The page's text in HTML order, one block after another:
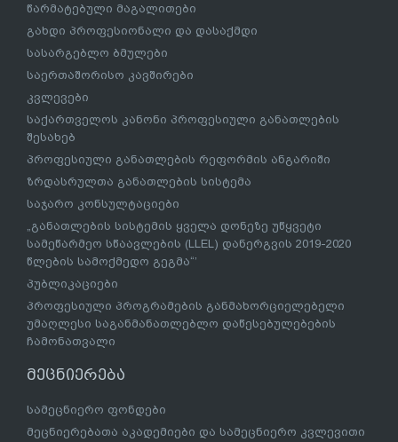
წარმატებული მაგალითები
გახდი პროფესიონალი და დასაქმდი
სასარგებლო ბმულები
საერთაშორისო კავშირები
კვლევები
საქართველოს კანონი პროფესიული განათლების
შესახებ
პროფესიული განათლების რეფორმის ანგარიში
ზრდასრულთა განათლების სისტემა
საჯარო კონსულტაციები
„განათლების სისტემის ყველა დონეზე უწყვეტი
სამეწარმეო სწაავლების (LLEL) დანერგვის 2019-2020
წლების სამოქმედო გეგმა“’
პუბლიკაციები
პროფესიული პროგრამების განმახორციელებელი
უმაღლესი საგანმანათლებლო დაწესებულებების
ჩამონათვალი
მეცნიერება
სამეცნიერო ფონდები
მეცნიერებათა აკადემიები და სამეცნიერო კვლევითი